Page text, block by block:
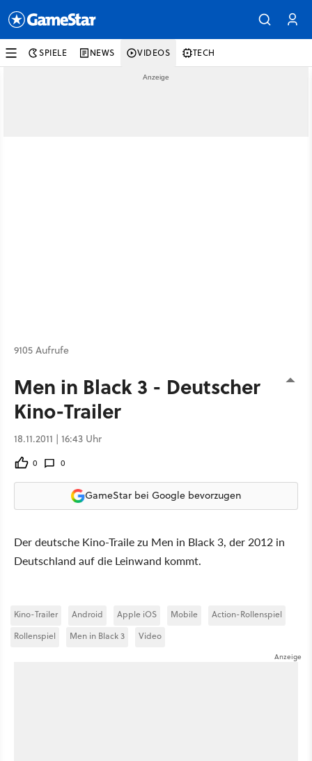
SPIELE NEWS VIDEOS TECH
9105 Aufrufe
Men in Black 3 - Deutscher
Kino-Trailer
18.11.2011 | 16:43 Uhr
0 0
GameStar bei Google bevorzugen
Der deutsche Kino-Traile zu Men in Black 3, der 2012 in
Deutschland auf die Leinwand kommt.
Kino-Trailer Android Apple iOS Mobile
Action-Rollenspiel
Rollenspiel
Men in Black 3 Video